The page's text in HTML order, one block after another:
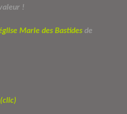
!
Marie des Bastides de
(clic)